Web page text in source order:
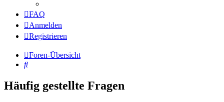
FAQ
Anmelden
Registrieren
Foren-Übersicht
Suche
Häufig gestellte Fragen